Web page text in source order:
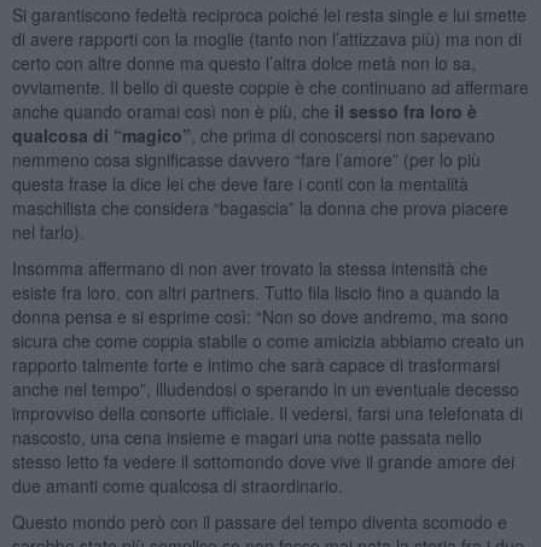
Si garantiscono fedeltà reciproca poiché lei resta single e lui smette
di avere rapporti con la moglie (tanto non l’attizzava più) ma non di
certo con altre donne ma questo l’altra dolce metà non lo sa,
ovviamente. Il bello di queste coppie è che continuano ad affermare
anche quando oramai così non è più, che il sesso fra loro è
qualcosa di “magico” , che prima di conoscersi non sapevano
nemmeno cosa significasse davvero “fare l’amore” (per lo più
questa frase la dice lei che deve fare i conti con la mentalità
maschilista che considera “bagascia” la donna che prova piacere
nel farlo).
Insomma affermano di non aver trovato la stessa intensità che
esiste fra loro, con altri partners. Tutto fila liscio fino a quando la
donna pensa e si esprime così: “Non so dove andremo, ma sono
sicura che come coppia stabile o come amicizia abbiamo creato un
rapporto talmente forte e intimo che sarà capace di trasformarsi
anche nel tempo”, illudendosi o sperando in un eventuale decesso
improvviso della consorte ufficiale. Il vedersi, farsi una telefonata di
nascosto, una cena insieme e magari una notte passata nello
stesso letto fa vedere il sottomondo dove vive il grande amore dei
due amanti come qualcosa di straordinario.
Questo mondo però con il passare del tempo diventa scomodo e